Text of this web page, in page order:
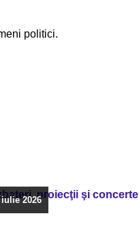
politici.
proiecţii şi concerte
iulie 2026